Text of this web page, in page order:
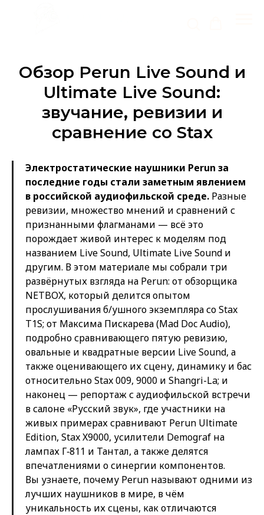
Обзор Perun Live Sound и
Ultimate Live Sound:
звучание, ревизии и
сравнение со Stax
Электростатические наушники Perun за
последние годы стали заметным явлением
в российской аудиофильской среде. Разные
ревизии, множество мнений и сравнений с
признанными флагманами — всё это
порождает живой интерес к моделям под
названием Live Sound, Ultimate Live Sound и
другим. В этом материале мы собрали три
развёрнутых взгляда на Perun: от обзорщика
NETBOX, который делится опытом
прослушивания б/ушного экземпляра со Stax
T1S; от Максима Пискарева (Mad Doc Audio),
подробно сравнивающего пятую ревизию,
овальные и квадратные версии Live Sound, а
также оценивающего их сцену, динамику и бас
относительно Stax 009, 9000 и Shangri-La; и
наконец — репортаж с аудиофильской встречи
в салоне «Русский звук», где участники на
живых примерах сравнивают Perun Ultimate
Edition, Stax X9000, усилители Demograf на
лампах Г‑811 и Тантал, а также делятся
впечатлениями о синергии компонентов.
Вы узнаете, почему Perun называют одними из
лучших наушников в мире, в чём
уникальность их сцены, как отличаются